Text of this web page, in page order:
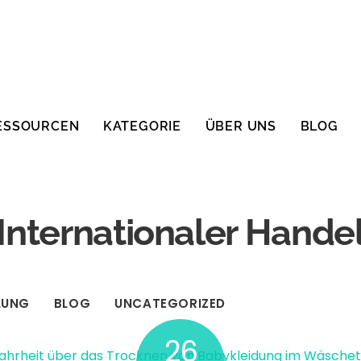
KATEGORIE ÜBER UNS BLOG
BLOG UNCATEGORIZED
26